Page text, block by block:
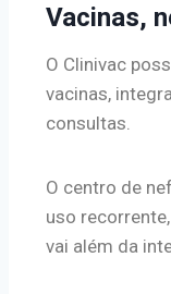
Vacinas,
O Clinivac
vacinas,
consultas.
O centro de
uso
vai além da